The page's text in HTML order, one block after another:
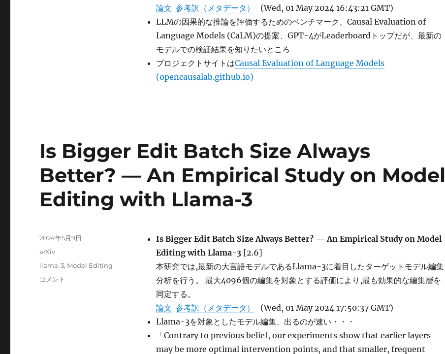
論文 参考訳（メタデータ）
(Wed, 01 May 2024 16:43:21 GMT)
LLMの因果的な推論を評価するためのベンチマーク、Causal Evaluation of
Language Models (CaLM)の提案、GPT-4がLeaderboardトップだが、最新の
モデルでの検証結果を知りたいところ
プロジェクトサイトはCausal Evaluation of Language Models
(opencausalab.github.io)
Is Bigger Edit Batch Size Always
Better? — An Empirical Study on Model
Editing with Llama-3
Is Bigger Edit Batch Size Always Better? — An Empirical Study on Model
Editing with Llama-3 [2.6]
本研究では,最新の大言語モデルであるLlama-3に着目したターゲットモデル編集
分析を行う。 最大4096個の編集を対象とする評価により,最も効果的な編集層を
同定する。
論文 参考訳（メタデータ）
(Wed, 01 May 2024 17:50:37 GMT)
Llama-3を対象としたモデル編集、出るのが速い・・・
「Contrary to previous belief, our experiments show that earlier layers
may be more optimal intervention points, and that smaller, frequent
投
2024年5月9日
カ
テ
リ
arXiv
タ
llama-3, Model Editing
Is
コメント